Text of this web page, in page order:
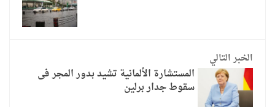
الخبر التالي
المستشارة الألمانية تشيد بدور المجر فى
سقوط جدار برلين